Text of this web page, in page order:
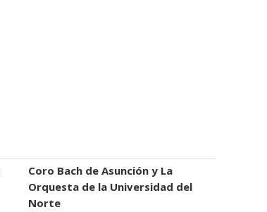
Coro Bach de Asunción y La
Orquesta de la Universidad del
Norte